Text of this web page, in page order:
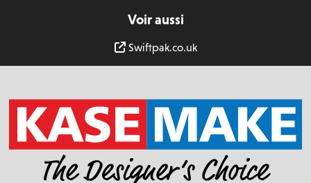
Voir aussi
Swiftpak.co.uk